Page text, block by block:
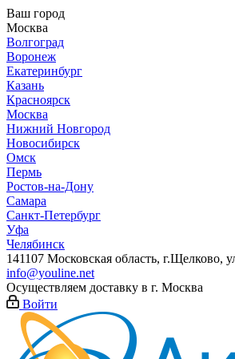
Ваш город
Москва
Волгоград
Воронеж
Екатеринбург
Казань
Красноярск
Москва
Нижний Новгород
Новосибирск
Омск
Пермь
Ростов-на-Дону
Самара
Санкт-Петербург
Уфа
Челябинск
141107 Московская область, г.Щелково,
info@youline.net
Осуществляем доставку в г. Москва
Войти